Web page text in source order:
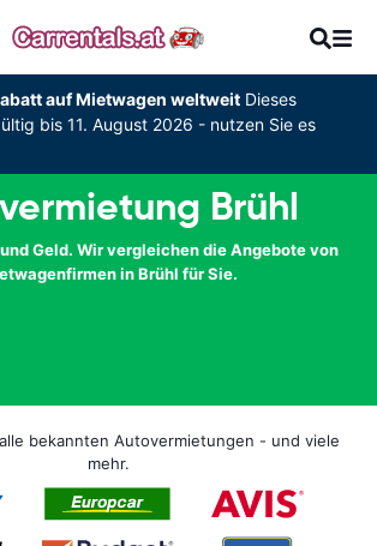
auf Mietwagen weltweitDieses
bis 11. August 2026 - nutzen Sie es
Brühl
Geld. Wir vergleichen die Angebote von
in Brühl für Sie.
bekannten Autovermietungen - und viele
mehr.